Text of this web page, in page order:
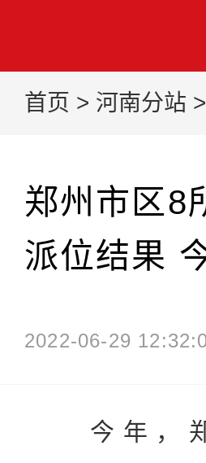
首页 > 河南分站 >
郑州市区8
派位结果
2022-06-29
今年，